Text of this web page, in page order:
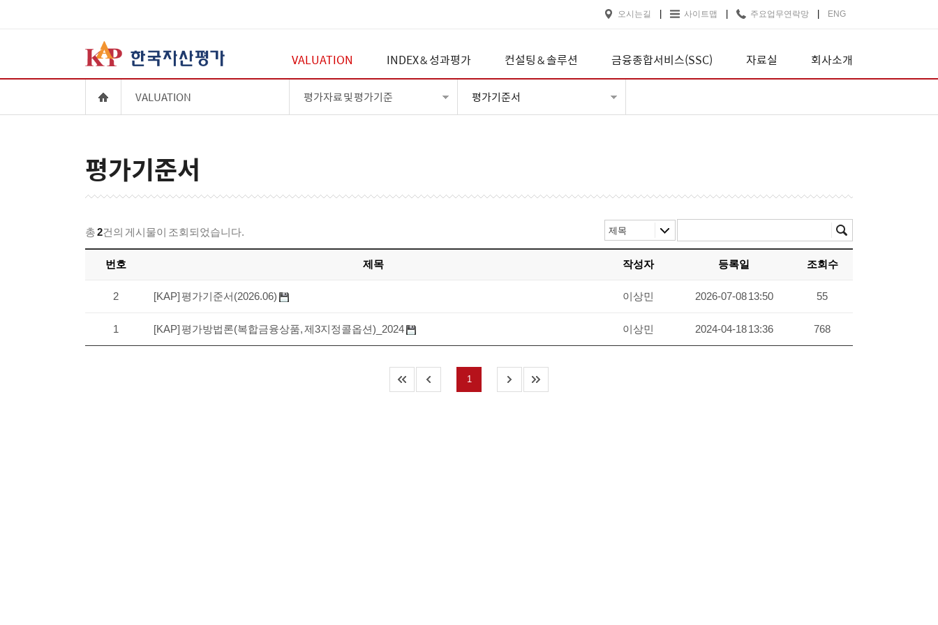
오시는길 사이트맵 주요업무연락망 ENG
VALUATION INDEX & 성과평가 컨설팅 & 솔루션 금융종합서비스(SSC) 자료실 회사소개
VALUATION 평가자료 및 평가기준 평가기준서
평가기준서
총2건의 게시물이 조회되었습니다.
번호 제목 작성자 등록일 조회수
2 [KAP] 평가기준서(2026.06) 이상민 2026-07-08 13:50 55
1 [KAP] 평가방법론(복합금융상품, 제3지정콜옵션)_2024 이상민 2024-04-18 13:36 768
1